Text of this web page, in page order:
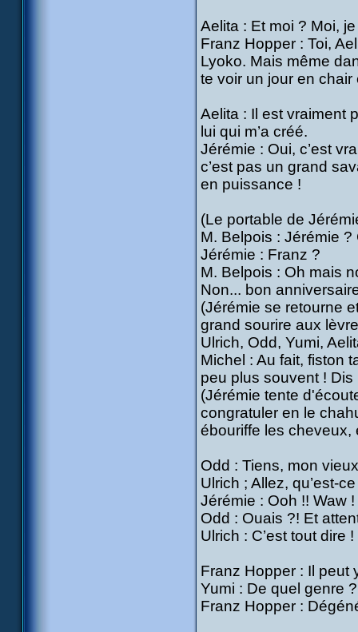
Aelita : Et moi ? Moi,
Franz Hopper : Toi,
Lyoko. Mais même
te voir un jour en chair
Aelita : Il est vraiment
lui qui m’a créé.
Jérémie : Oui, c’est
c’est pas un grand
en puissance !
(Le portable de
M. Belpois : Jérémie ?
Jérémie : Franz ?
M. Belpois : Oh mais
Non... bon
(Jérémie se retourne
grand sourire aux
Ulrich, Odd, Yumi,
Michel : Au fait, fiston
peu plus souvent !
(Jérémie tente
congratuler en le
ébouriffe les cheveux,
Odd : Tiens, mon
Ulrich ; Allez, qu’est-
Jérémie : Ooh !! Waw !
Odd : Ouais ?! Et
Ulrich : C’est tout dire
Franz Hopper : Il peut
Yumi : De quel genre ?
Franz Hopper :